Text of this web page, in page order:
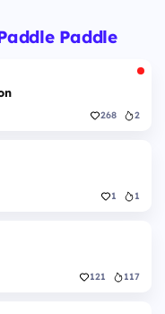
Paddle
268 2
1 1
121 117